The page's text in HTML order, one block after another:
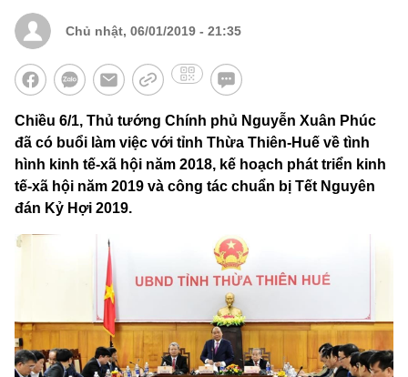
Chủ nhật, 06/01/2019 - 21:35
Chiều 6/1, Thủ tướng Chính phủ Nguyễn Xuân Phúc
đã có buổi làm việc với tỉnh Thừa Thiên-Huế về tình
hình kinh tế-xã hội năm 2018, kế hoạch phát triển kinh
tế-xã hội năm 2019 và công tác chuẩn bị Tết Nguyên
đán Kỷ Hợi 2019.